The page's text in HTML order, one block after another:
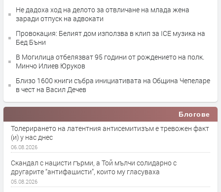
Не дадоха ход на делото за отвличане на млада жена
заради отпуск на адвокати
Провокация: Белият дом използва в клип за ICE музика на
Бед Бъни
В Могилица отбелязват 95 години от рождението на полк.
Минчо Илиев Юруков
Близо 1600 книги събра инициативата на Община Чепеларе
в чест на Васил Дечев
Блогове
Толерирането на латентния антисемитизъм е тревожен факт
(и) у нас днес
06.08.2026
Скандал с нацисти гърми, а Той мълчи солидарно с
другарите “антифашисти”, които му гласуваха
05.08.2026